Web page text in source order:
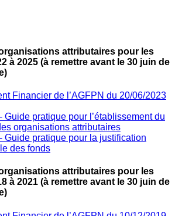
attributaires pour les
à 2025 (à remettre avant le 30 juin de
Financier de l’AGFPN du 20/06/2023
Guide pratique pour l’établissement du
organisations attributaires
Guide pratique pour la justification
des fonds
attributaires pour les
à 2021 (à remettre avant le 30 juin de